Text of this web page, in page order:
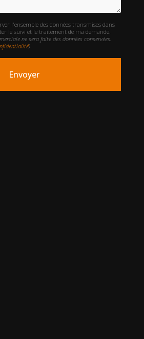
l'ensemble des données transmises dans
le suivi et le traitement de ma demande.
ne sera faite des données conservées.
)